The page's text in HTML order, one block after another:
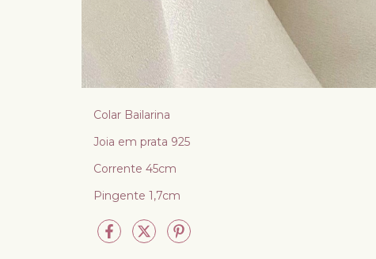
Colar Bailarina
Joia em prata 925
Corrente 45cm
Pingente 1,7cm